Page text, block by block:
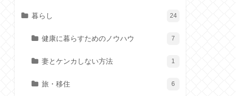
暮らし 24
健康に暮らすためのノウハウ 7
妻とケンカしない方法 1
旅・移住 6